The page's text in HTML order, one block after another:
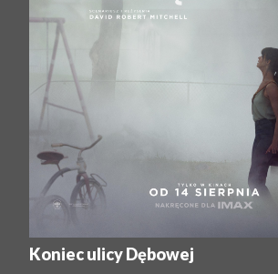
Koniec ulicy Dębowej